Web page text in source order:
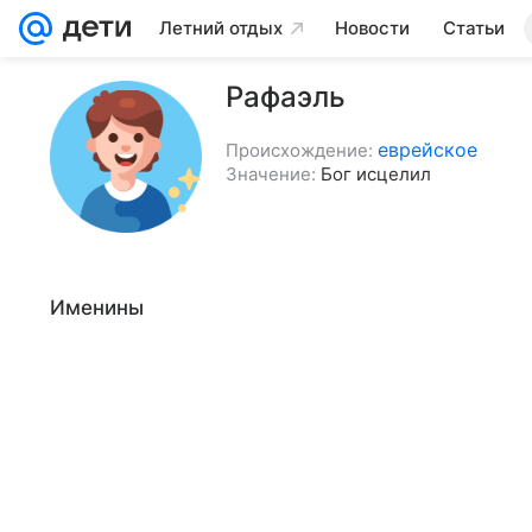
Летний отдых Новости Статьи
Рафаэль
Происхождение: еврейское
Значение: Бог исцелил
Именины